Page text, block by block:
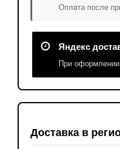
Оплата после
Яндекс
При оформлении
Доставка в